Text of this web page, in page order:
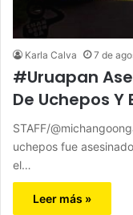
Karla Calva 7 de
#Uruapan
De Uchepos Y
STAFF/
uchepos fue
el…
Leer más »